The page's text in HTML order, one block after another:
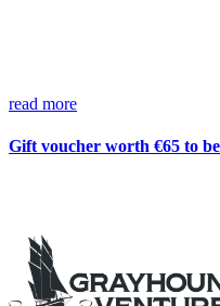
read more
Gift voucher worth €65 to